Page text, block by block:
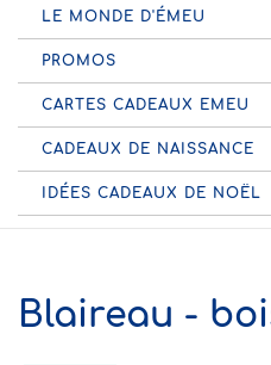
LE MONDE D'ÉMEU
PROMOS
CARTES CADEAUX EMEU
CADEAUX DE NAISSANCE
IDÉES CADEAUX DE NOËL
Blaireau -